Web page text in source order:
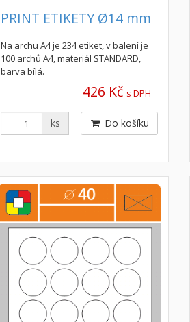
PRINT ETIKETY Ø14 mm
Na archu A4 je 234 etiket, v balení je
100 archů A4, materiál STANDARD,
barva bílá.
426 Kč s DPH
ks Do košíku